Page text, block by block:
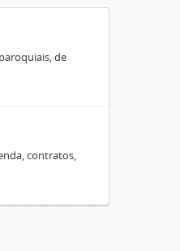
de
contratos,